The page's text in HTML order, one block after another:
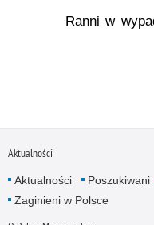
Ranni w
Aktualności
Aktualności Poszukiwani
Zaginieni w Polsce